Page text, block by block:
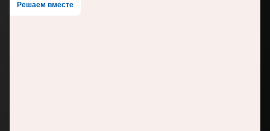
Решаем вместе